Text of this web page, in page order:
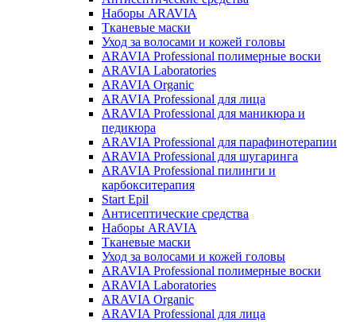
Наборы ARAVIA
Тканевые маски
Уход за волосами и кожей головы
ARAVIA Professional полимерные воски
ARAVIA Laboratories
ARAVIA Organic
ARAVIA Professional для лица
ARAVIA Professional для маникюра и
педикюра
ARAVIA Professional для парафинотерапии
ARAVIA Professional для шугаринга
ARAVIA Professional пилинги и
карбокситерапия
Start Epil
Антисептические средства
Наборы ARAVIA
Тканевые маски
Уход за волосами и кожей головы
ARAVIA Professional полимерные воски
ARAVIA Laboratories
ARAVIA Organic
ARAVIA Professional для лица